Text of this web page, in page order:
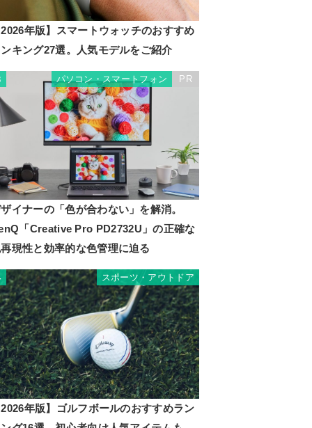
年版】スマートウォッチのおすすめ
キング27選。人気モデルをご紹介
パソコン・スマートフォン PR
イナーの「色が合わない」を解消。
「Creative Pro PD2732U」の正確な
現性と効率的な色管理に迫る
スポーツ・アウトドア
年版】ゴルフボールのおすすめラン